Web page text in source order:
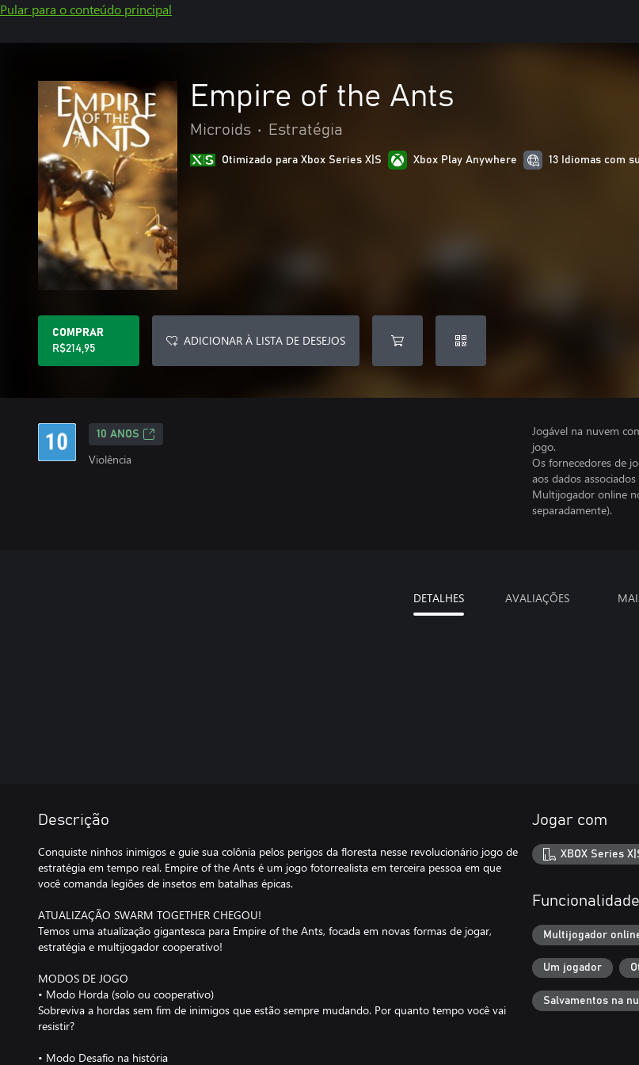
Pular para o conteúdo principal
Empire of the Ants
Microids • Estratégia
Otimizado para Xbox Series X|S Xbox Play Anywhere 13 Idiomas com
COMPRAR
R$214,95
ADICIONAR À LISTA DE DESEJOS
10 ANOS
Violência
Jogável na nuvem
jogo.
Os fornecedores de
aos dados
Multijogador online
separadamente).
DETALHES AVALIAÇÕES
Descrição
Conquiste ninhos inimigos e guie sua colônia pelos perigos da floresta nesse revolucionário jogo de
estratégia em tempo real. Empire of the Ants é um jogo fotorrealista em terceira pessoa em que
você comanda legiões de insetos em batalhas épicas.
ATUALIZAÇÃO SWARM TOGETHER CHEGOU!
Temos uma atualização gigantesca para Empire of the Ants, focada em novas formas de jogar,
estratégia e multijogador cooperativo!
MODOS DE JOGO
• Modo Horda (solo ou cooperativo)
Sobreviva a hordas sem fim de inimigos que estão sempre mudando. Por quanto tempo você vai
resistir?
• Modo Desafio na história
Jogar com
XBOX Series
Multijogador
Um jogador
Salvamentos na